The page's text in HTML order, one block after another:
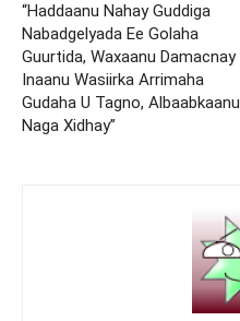
“Haddaanu Nahay Guddiga
Nabadgelyada Ee Golaha
Guurtida, Waxaanu Damacnay
Inaanu Wasiirka Arrimaha
Gudaha U Tagno, Albaabkaanu
Naga Xidhay”